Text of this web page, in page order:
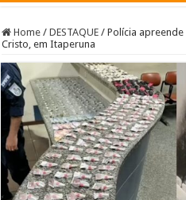
Home / DESTAQUE / Polícia
Cristo, em Itaperuna